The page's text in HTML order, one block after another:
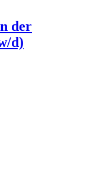
der
d)